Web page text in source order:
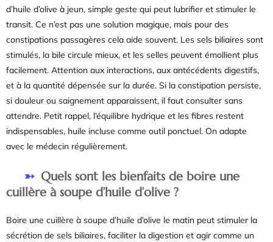
d’huile d’olive à jeun, simple geste qui peut lubrifier et stimuler le
transit. Ce n’est pas une solution magique, mais pour des
constipations passagères cela aide souvent. Les sels biliaires sont
stimulés, la bile circule mieux, et les selles peuvent émollient plus
facilement. Attention aux interactions, aux antécédents digestifs,
et à la quantité dépensée sur la durée. Si la constipation persiste,
si douleur ou saignement apparaissent, il faut consulter sans
attendre. Petit rappel, l’équilibre hydrique et les fibres restent
indispensables, huile incluse comme outil ponctuel. On adapte
avec le médecin régulièrement.
Quels sont les bienfaits de boire une
cuillère à soupe d’huile d’olive ?
Boire une cuillère à soupe d’huile d’olive le matin peut stimuler la
sécrétion de sels biliaires, faciliter la digestion et agir comme un